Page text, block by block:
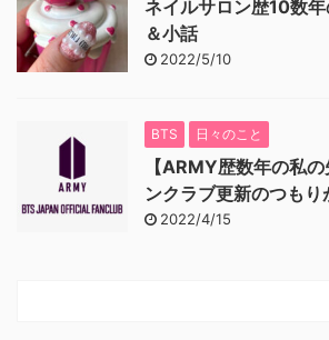
ネイルサロン歴10数
＆小話
2022/5/10
BTS 日々のこと
【ARMY歴数年の私
ンクラブ更新のつもり
2022/4/15